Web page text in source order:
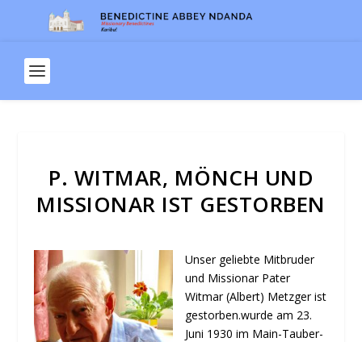
P. WITMAR, MÖNCH UND
MISSIONAR IST GESTORBEN
Unser geliebte Mitbruder
und Missionar Pater
Witmar (Albert) Metzger ist
gestorben.wurde am 23.
Juni 1930 im Main-Tauber-